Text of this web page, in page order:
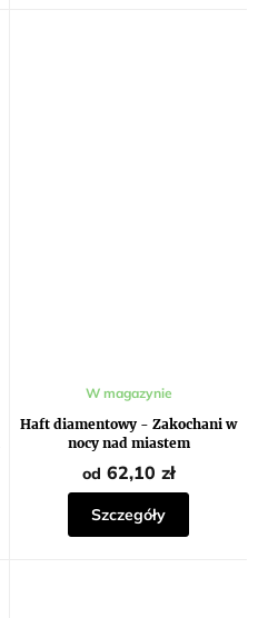
Haft diamentowy - Zakochani w
nocy nad miastem
W magazynie
od 62,10 zł
Szczegóły